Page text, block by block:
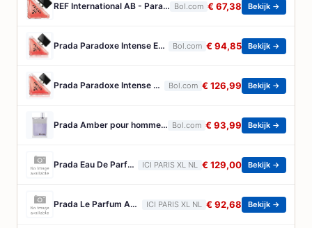
REF International AB - Paradoxe Intense Eau de Parfum Refillable - 30ml Bol.com € 67,38 Bekijk →
Prada Paradoxe Intense Eau de parfum spray 50ml Bol.com € 94,85 Bekijk →
Prada Paradoxe Intense Eau de parfum spray 90ml Bol.com € 126,99 Bekijk →
Prada Amber pour homme - Eau de toilette - 100 ml Bol.com € 93,99 Bekijk →
Prada Eau De Parfum Navulbaar Dames Parfum Prada - Paradoxe Eau De Parfum - Damesparfum - Navulling - 100 ML ICI PARIS XL NL € 129,00 Bekijk →
Prada Le Parfum Amberachtig Houtachtig Parfum Voor Heren Prada - Paradigme Le Parfum - Amberachtig Houtachtig Parfum Voor Heren - 50 ML ICI PARIS XL NL € 92,68 Bekijk →